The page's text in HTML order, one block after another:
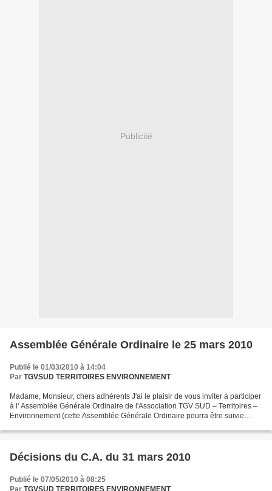
Publicité
Assemblée Générale Ordinaire le 25 mars 2010
Publié le 01/03/2010 à 14:04
Par TGVSUD TERRITOIRES ENVIRONNEMENT
Madame, Monsieur, chers adhérents J'ai le plaisir de vous inviter à participer
à l' Assemblée Générale Ordinaire de l'Association TGV SUD – Territoires –
Environnement (cette Assemblée Générale Ordinaire pourra être suivie
Décisions du C.A. du 31 mars 2010
Publié le 07/05/2010 à 08:25
Par TGVSUD TERRITOIRES ENVIRONNEMENT